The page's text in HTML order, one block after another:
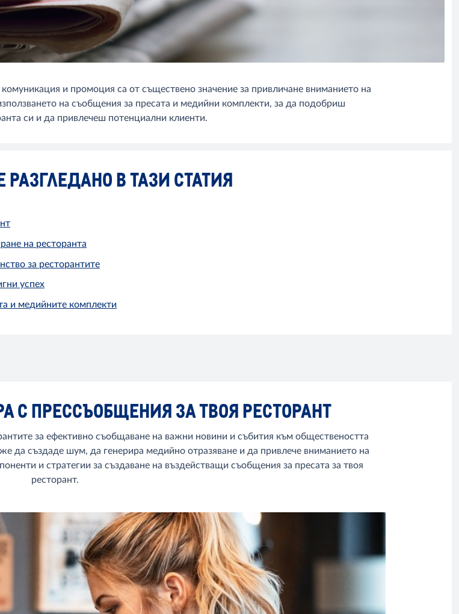
и промоция са от съществено значение за привличане вниманието на
на съобщения за пресата и медийни комплекти, за да подобриш
си и да привлечеш потенциални клиенти.
В ТАЗИ СТАТИЯ
на ресторанта
за ресторантите
успех
и медийните комплекти
С ПРЕССЪОБЩЕНИЯ ЗА ТВОЯ РЕСТОРАНТ
за ефективно съобщаване на важни новини и събития към обществеността
да създаде шум, да генерира медийно отразяване и да привлече вниманието на
и стратегии за създаване на въздействащи съобщения за пресата за твоя
ресторант.